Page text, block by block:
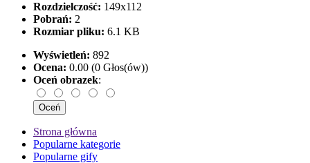
Rozdzielczość: 149x112
Pobrań: 2
Rozmiar pliku: 6.1 KB
Wyświetleń: 892
Ocena: 0.00 (0 Głos(ów))
Oceń obrazek:
Strona główna
Popularne kategorie
Popularne gify